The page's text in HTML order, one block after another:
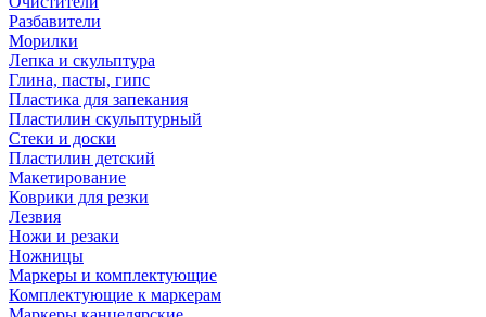
Разбавители
Морилки
Лепка и скульптура
Глина, пасты, гипс
Пластика для запекания
Пластилин скульптурный
Стеки и доски
Пластилин детский
Макетирование
Коврики для резки
Лезвия
Ножи и резаки
Ножницы
Маркеры и комплектующие
Комплектующие к маркерам